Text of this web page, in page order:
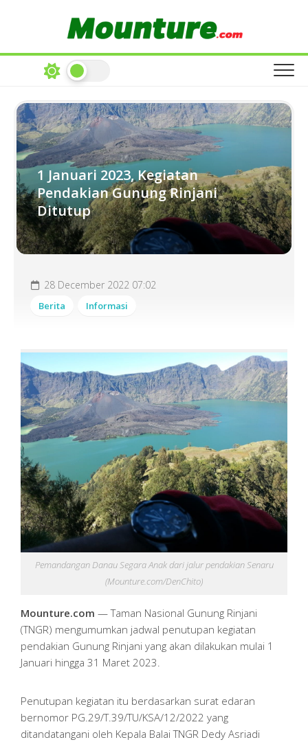
1 Januari 2023, Kegiatan
Pendakian Gunung Rinjani
Ditutup
28 December 2022 07:02
Berita Informasi
Pemandangan Danau Segara Anak dari jalur pendakian Senaru
(Mounture.com/DenChito)
Mounture.com — Taman Nasional Gunung Rinjani
(TNGR) mengumumkan jadwal penutupan kegiatan
pendakian Gunung Rinjani yang akan dilakukan mulai 1
Januari hingga 31 Maret 2023.
Penutupan kegiatan itu berdasarkan surat edaran
bernomor PG.29/T.39/TU/KSA/12/2022 yang
ditandatangani oleh Kepala Balai TNGR Dedy Asriadi